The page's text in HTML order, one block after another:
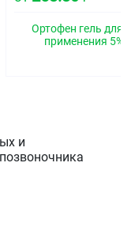
Ортофен гель для
применения 5%
и
рук, коленные и